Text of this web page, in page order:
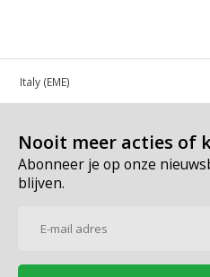
in Italy (EME)
Nooit meer acties of
Abonneer je op onze
blijven.